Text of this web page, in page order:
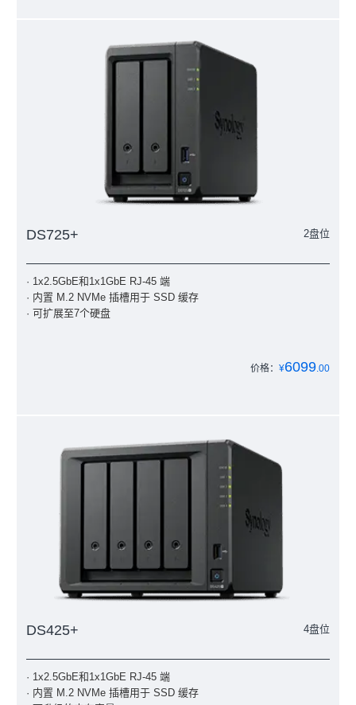
DS725+ 2盘位
· 1x2.5GbE和1x1GbE RJ-45 端
· 内置 M.2 NVMe 插槽用于 SSD 缓存
· 可扩展至7个硬盘
价格： ¥6099 .00
DS425+ 4盘位
· 1x2.5GbE和1x1GbE RJ-45 端
· 内置 M.2 NVMe 插槽用于 SSD 缓存